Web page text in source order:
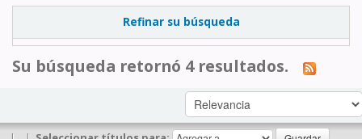
Refinar su búsqueda
Su búsqueda retornó 4 resultados.